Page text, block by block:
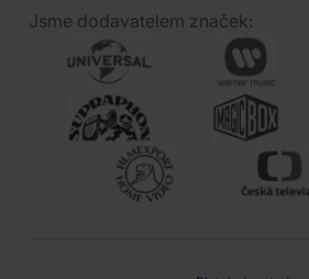
Jsme dodavatelem značek: